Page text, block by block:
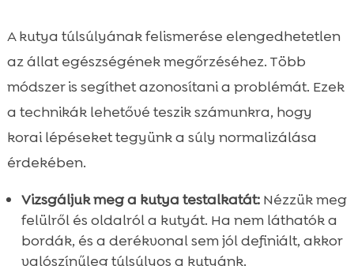
A kutya túlsúlyának felismerése elengedhetetlen
az állat egészségének megőrzéséhez. Több
módszer is segíthet azonosítani a problémát. Ezek
a technikák lehetővé teszik számunkra, hogy
korai lépéseket tegyünk a súly normalizálása
érdekében.
Vizsgáljuk meg a kutya testalkatát:Nézzük meg
felülről és oldalról a kutyát. Ha nem láthatók a
bordák, és a derékvonal sem jól definiált, akkor
valószínűleg túlsúlyos a kutyánk.